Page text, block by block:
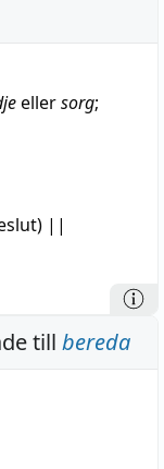
ellersorg;
||
till bereda